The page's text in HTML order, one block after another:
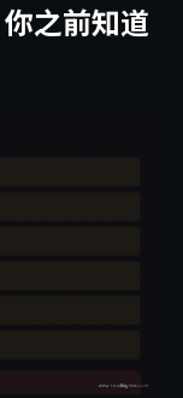
之前知道